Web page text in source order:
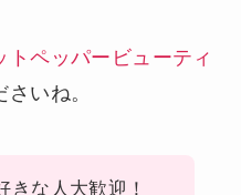
トペッパービューティ
いね。
きな人大歓迎！